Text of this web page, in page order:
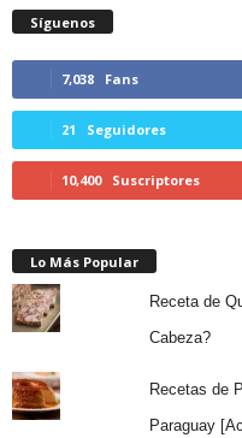
Síguenos
7,038 Fans
21 Seguidores
10,400 Suscriptores
Lo Más Popular
Receta de
Cabeza?
Recetas de
Paraguay